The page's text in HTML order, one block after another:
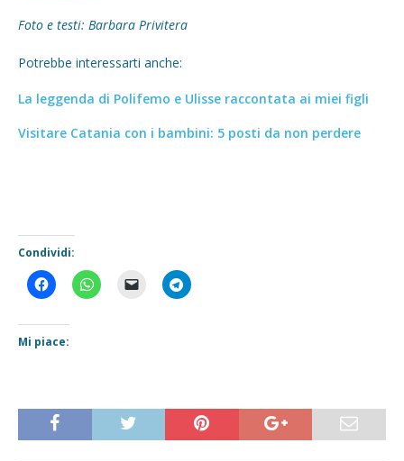
Foto e testi: Barbara Privitera
Potrebbe interessarti anche:
La leggenda di Polifemo e Ulisse raccontata ai miei figli
Visitare Catania con i bambini: 5 posti da non perdere
Condividi:
Mi piace: